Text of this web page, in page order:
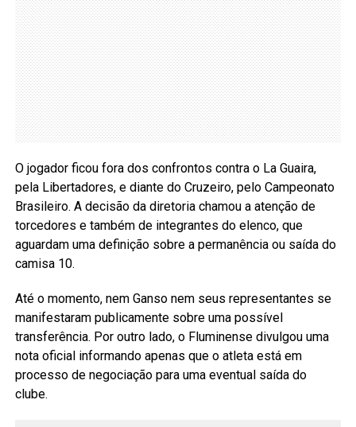
O jogador ficou fora dos confrontos contra o La Guaira,
pela Libertadores, e diante do Cruzeiro, pelo Campeonato
Brasileiro. A decisão da diretoria chamou a atenção de
torcedores e também de integrantes do elenco, que
aguardam uma definição sobre a permanência ou saída do
camisa 10.
Até o momento, nem Ganso nem seus representantes se
manifestaram publicamente sobre uma possível
transferência. Por outro lado, o Fluminense divulgou uma
nota oficial informando apenas que o atleta está em
processo de negociação para uma eventual saída do
clube.